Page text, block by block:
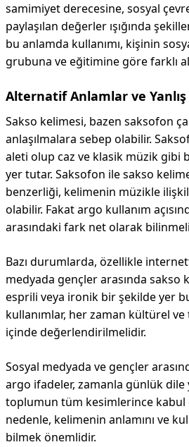
samimiyet derecesine, sosyal
paylaşılan değerler ışığında
bu anlamda kullanımı, kişinin
grubuna ve eğitimine göre farklı
Alternatif Anlamlar ve
Sakso kelimesi, bazen saksofon
anlaşılmalara sebep olabilir.
aleti olup caz ve klasik müzik
yer tutar. Saksofon ile sakso
benzerliği, kelimenin müzikle
olabilir. Fakat argo kullanım
arasındaki fark net olarak
Bazı durumlarda, özellikle
medyada gençler arasında sakso
esprili veya ironik bir şekilde yer
kullanımlar, her zaman kültürel ve
içinde değerlendirilmelidir.
Sosyal medyada ve gençler
argo ifadeler, zamanla günlük dile
toplumun tüm kesimlerince kabul
nedenle, kelimenin anlamını ve
bilmek önemlidir.